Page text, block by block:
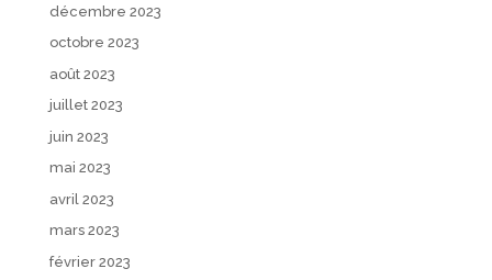
décembre 2023
octobre 2023
août 2023
juillet 2023
juin 2023
mai 2023
avril 2023
mars 2023
février 2023